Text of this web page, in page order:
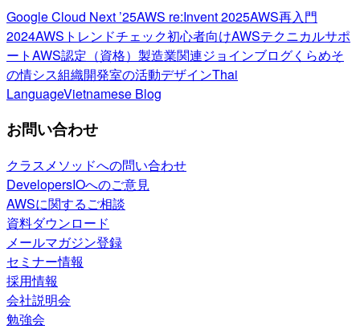
Google Cloud Next ’25AWS re:Invent 2025AWS再入門
2024AWSトレンドチェック初心者向けAWSテクニカルサポ
ートAWS認定（資格） 製造業関連ジョインブログくらめそ
の情シス組織開発室の活動デザインThai
LanguageVietnamese Blog
お問い合わせ
クラスメソッドへの問い合わせ
DevelopersIOへのご意見
AWSに関するご相談
資料ダウンロード
メールマガジン登録
セミナー情報
採用情報
会社説明会
勉強会